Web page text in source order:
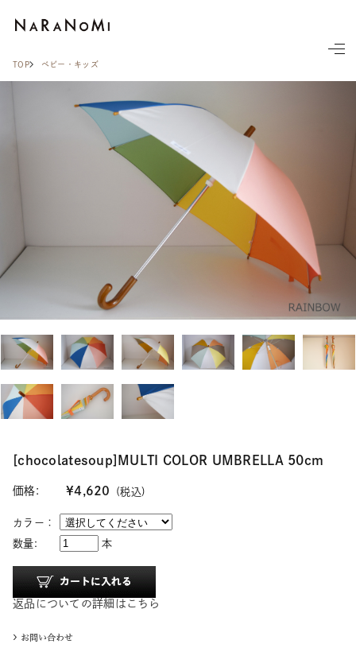
TOP ベビー・キッズ
[chocolatesoup]MULTI COLOR UMBRELLA 50cm
価格: ¥4,620 (税込)
カラー：
数量:
本
返品についての詳細はこちら